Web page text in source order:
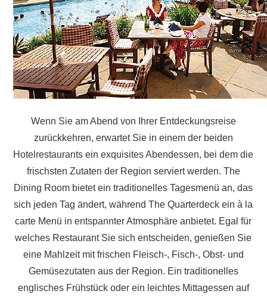
Wenn Sie am Abend von Ihrer Entdeckungsreise
zurückkehren, erwartet Sie in einem der beiden
Hotelrestaurants ein exquisites Abendessen, bei dem die
frischsten Zutaten der Region serviert werden. The
Dining Room bietet ein traditionelles Tagesmenü an, das
sich jeden Tag ändert, während The Quarterdeck ein à la
carte Menü in entspannter Atmosphäre anbietet. Egal für
welches Restaurant Sie sich entscheiden, genießen Sie
eine Mahlzeit mit frischen Fleisch-, Fisch-, Obst- und
Gemüsezutaten aus der Region. Ein traditionelles
englisches Frühstück oder ein leichtes Mittagessen auf